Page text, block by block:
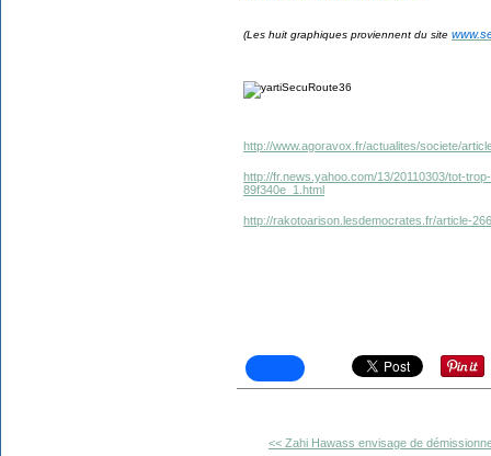
(Les huit graphiques proviennent du site
http://www.agoravox.fr/actualites/societe/
http://fr.news.yahoo.com/13/20110303/tot-
89f340e_1.html
http://rakotoarison.lesdemocrates.fr/article-266
<< Zahi Hawass envisage de